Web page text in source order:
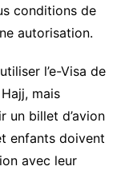
conditions de
autorisation.
l’e-Visa de
mais
un billet d’avion
enfants doivent
avec leur